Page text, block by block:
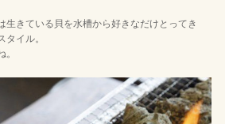
生きている貝を水槽から好きなだけとってき
イル。